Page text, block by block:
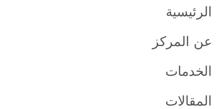
الرئيسية
عن المركز
الخدمات
المقالات